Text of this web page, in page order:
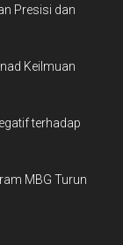
Presisi dan
Keilmuan
terhadap
MBG Turun